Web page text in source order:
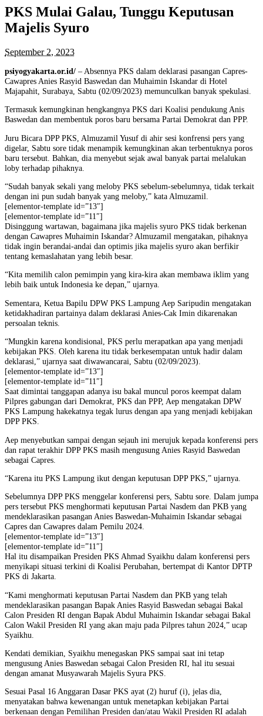
PKS Mulai Galau, Tunggu Keputusan
Majelis Syuro
September 2, 2023
psiyogyakarta.or.id/ – Absennya PKS dalam deklarasi pasangan Capres-
Cawapres Anies Rasyid Baswedan dan Muhaimin Iskandar di Hotel
Majapahit, Surabaya, Sabtu (02/09/2023) memunculkan banyak spekulasi.
Termasuk kemungkinan hengkangnya PKS dari Koalisi pendukung Anis
Baswedan dan membentuk poros baru bersama Partai Demokrat dan PPP.
Juru Bicara DPP PKS, Almuzamil Yusuf di ahir sesi konfrensi pers yang
digelar, Sabtu sore tidak menampik kemungkinan akan terbentuknya poros
baru tersebut. Bahkan, dia menyebut sejak awal banyak partai melalukan
loby terhadap pihaknya.
“Sudah banyak sekali yang meloby PKS sebelum-sebelumnya, tidak terkait
dengan ini pun sudah banyak yang meloby,” kata Almuzamil.
[elementor-template id=”13″]
[elementor-template id=”11″]
Disinggung wartawan, bagaimana jika majelis syuro PKS tidak berkenan
dengan Cawapres Muhaimin Iskandar? Almuzamil mengatakan, pihaknya
tidak ingin berandai-andai dan optimis jika majelis syuro akan berfikir
tentang kemaslahatan yang lebih besar.
“Kita memilih calon pemimpin yang kira-kira akan membawa iklim yang
lebih baik untuk Indonesia ke depan,” ujarnya.
Sementara, Ketua Bapilu DPW PKS Lampung Aep Saripudin mengatakan
ketidakhadiran partainya dalam deklarasi Anies-Cak Imin dikarenakan
persoalan teknis.
“Mungkin karena kondisional, PKS perlu merapatkan apa yang menjadi
kebijakan PKS. Oleh karena itu tidak berkesempatan untuk hadir dalam
deklarasi,” ujarnya saat diwawancarai, Sabtu (02/09/2023).
[elementor-template id=”13″]
[elementor-template id=”11″]
Saat dimintai tanggapan adanya isu bakal muncul poros keempat dalam
Pilpres gabungan dari Demokrat, PKS dan PPP, Aep mengatakan DPW
PKS Lampung hakekatnya tegak lurus dengan apa yang menjadi kebijakan
DPP PKS.
Aep menyebutkan sampai dengan sejauh ini merujuk kepada konferensi pers
dan rapat terakhir DPP PKS masih mengusung Anies Rasyid Baswedan
sebagai Capres.
“Karena itu PKS Lampung ikut dengan keputusan DPP PKS,” ujarnya.
Sebelumnya DPP PKS menggelar konferensi pers, Sabtu sore. Dalam jumpa
pers tersebut PKS menghormati keputusan Partai Nasdem dan PKB yang
mendeklarasikan pasangan Anies Baswedan-Muhaimin Iskandar sebagai
Capres dan Cawapres dalam Pemilu 2024.
[elementor-template id=”13″]
[elementor-template id=”11″]
Hal itu disampaikan Presiden PKS Ahmad Syaikhu dalam konferensi pers
menyikapi situasi terkini di Koalisi Perubahan, bertempat di Kantor DPTP
PKS di Jakarta.
“Kami menghormati keputusan Partai Nasdem dan PKB yang telah
mendeklarasikan pasangan Bapak Anies Rasyid Baswedan sebagai Bakal
Calon Presiden RI dengan Bapak Abdul Muhaimin Iskandar sebagai Bakal
Calon Wakil Presiden RI yang akan maju pada Pilpres tahun 2024,” ucap
Syaikhu.
Kendati demikian, Syaikhu menegaskan PKS sampai saat ini tetap
mengusung Anies Baswedan sebagai Calon Presiden RI, hal itu sesuai
dengan amanat Musyawarah Majelis Syura PKS.
Sesuai Pasal 16 Anggaran Dasar PKS ayat (2) huruf (i), jelas dia,
menyatakan bahwa kewenangan untuk menetapkan kebijakan Partai
berkenaan dengan Pemilihan Presiden dan/atau Wakil Presiden RI adalah